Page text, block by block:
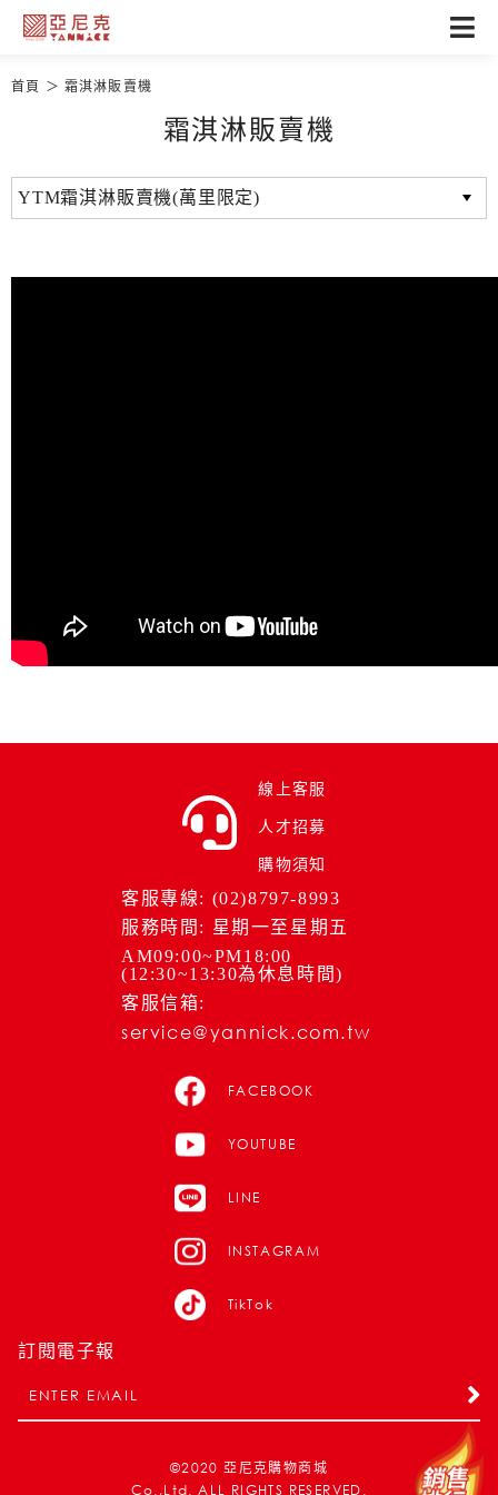
首頁 霜淇淋販賣機
霜淇淋販賣機
YTM霜淇淋販賣機(萬里限定)
線上客服
人才招募
購物須知
客服專線: (02)8797-8993
服務時間: 星期一至星期五
AM09:00~PM18:00
(12:30~13:30為休息時間)
客服信箱:
service@yannick.com.tw
FACEBOOK
YOUTUBE
LINE
INSTAGRAM
TikTok
訂閱電子報
©2020 亞尼克購物商城
Co.,Ltd. ALL RIGHTS RESERVED.